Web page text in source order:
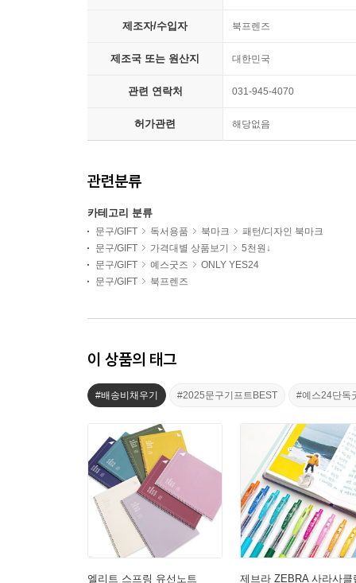
제조자/수입자 북프렌즈
제조국 또는 원산지 대한민국
관련 연락처 031-945-4070
허가관련 해당없음
관련분류
카테고리 분류
문구/GIFT 독서용품 북마크
패턴/디자인 북마크
문구/GIFT
가격대별 상품보기
5천원↓
문구/GIFT
예스굿즈
ONLY YES24
문구/GIFT
북프렌즈
이 상품의 태그
#배송비채우기 #2025문구기프트BEST #예스24단독
엘리트 스프링 유선노트
제브라 ZEBRA 사라사클